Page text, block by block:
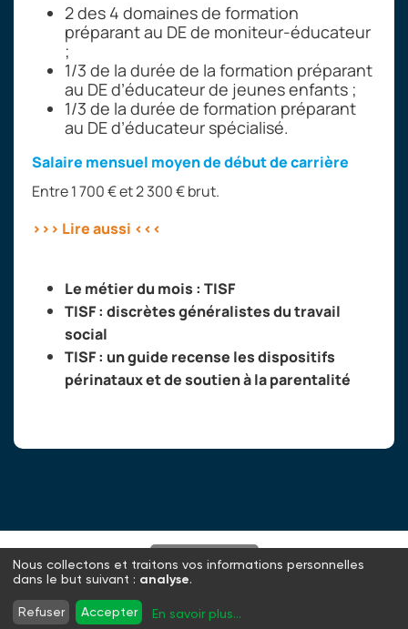
2 des 4 domaines de formation
préparant au DE de moniteur-éducateur
;
1/3 de la durée de la formation préparant
au DE d’éducateur de jeunes enfants ;
1/3 de la durée de formation préparant
au DE d’éducateur spécialisé.
Salaire mensuel moyen de début de carrière
Entre 1 700 € et 2 300 € brut.
>>> Lire aussi <<<
Le métier du mois : TISF
TISF : discrètes généralistes du travail
social
TISF : un guide recense les dispositifs
périnataux et de soutien à la parentalité
S'abonner
Twitter Facebook
WhatsApp
Nous collectons et traitons vos informations personnelles
dans le but suivant : analyse.
Refuser Accepter En savoir plus...